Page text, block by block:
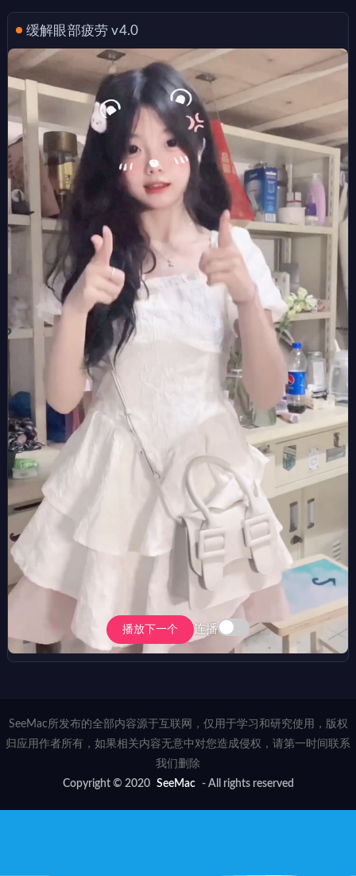
缓解眼部疲劳 v4.0
播放下一个 连播
SeeMac所发布的全部内容源于互联网，仅用于学习和研究使用，版权
归应用作者所有，如果相关内容无意中对您造成侵权，请第一时间联系
我们删除
Copyright © 2020 SeeMac - All rights reserved